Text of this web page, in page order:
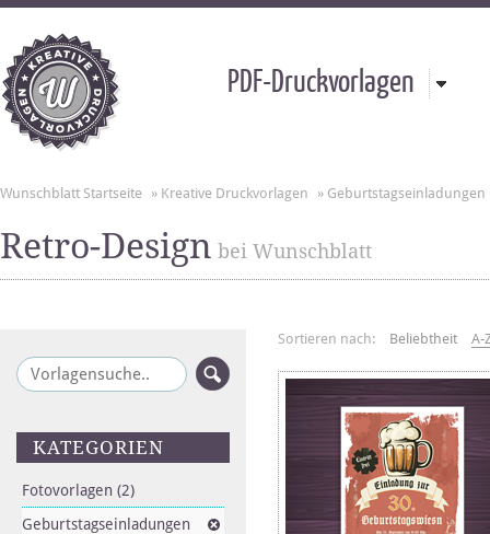
PDF-Druckvorlagen
Wunschblatt Startseite » Kreative Druckvorlagen » Geburtstagseinladungen
Retro-Design bei Wunschblatt
KATEGORIEN
Fotovorlagen (2)
Geburtstagseinladungen
Sortieren nach: Beliebtheit A-